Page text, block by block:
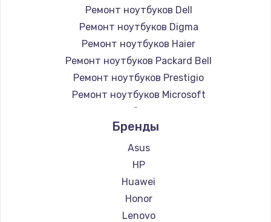
Ремонт ноутбуков Dell
Ремонт ноутбуков Digma
Ремонт ноутбуков Haier
Ремонт ноутбуков Packard Bell
Ремонт ноутбуков Prestigio
Ремонт ноутбуков Microsoft
Ремонт ноутбуков Alienware
Ремонт ноутбуков Aquarius
Ремонт ноутбуков Gigabyte
Ремонт ноутбуков Aorus
Ремонт ноутбуков Maibenben
Ремонт ноутбуков Getac
Ремонт ноутбуков Epson
Бренды
Asus
HP
Huawei
Honor
Lenovo